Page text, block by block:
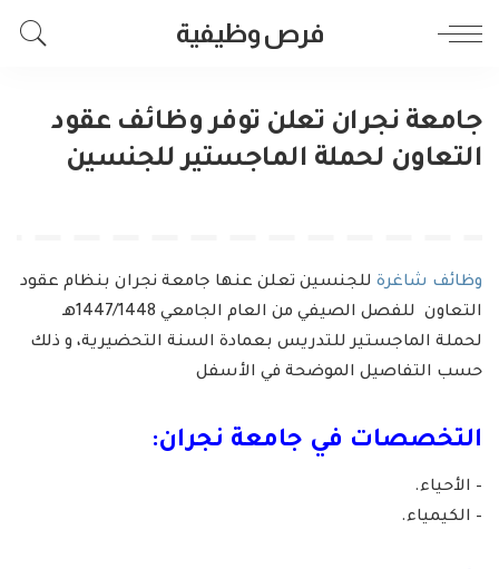
فرص وظيفية
جامعة نجران تعلن توفر وظائف عقود
التعاون لحملة الماجستير للجنسين
وظائف شاغرة للجنسين تعلن عنها جامعة نجران بنظام عقود
التعاون للفصل الصيفي من العام الجامعي 1447/1448هـ
لحملة الماجستير للتدريس بعمادة السنة التحضيرية، و ذلك
حسب التفاصيل الموضحة في الأسفل
التخصصات في جامعة نجران:
– الأحياء.
– الكيمياء.